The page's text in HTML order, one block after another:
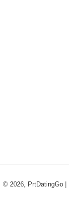
© 2026, PrtDatingGo |